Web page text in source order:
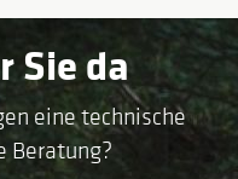
Sie da
eine technische
Beratung?